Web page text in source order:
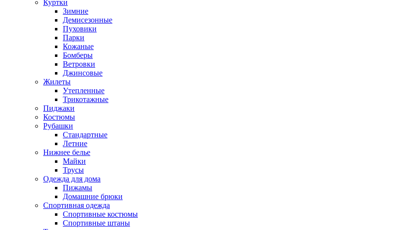
Куртки
Зимние
Демисезонные
Пуховики
Парки
Кожаные
Бомберы
Ветровки
Джинсовые
Жилеты
Утепленные
Трикотажные
Пиджаки
Костюмы
Рубашки
Стандартные
Летние
Нижнее белье
Майки
Трусы
Одежда для дома
Пижамы
Домашние брюки
Спортивная одежда
Спортивные костюмы
Спортивные штаны